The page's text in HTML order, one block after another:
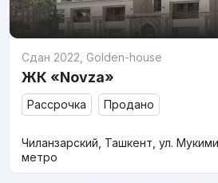
Сдан 2022 Golden-house
ЖК «Novza»
Рассрочка Продано
Чиланзарский, Ташкент, ул.
метро